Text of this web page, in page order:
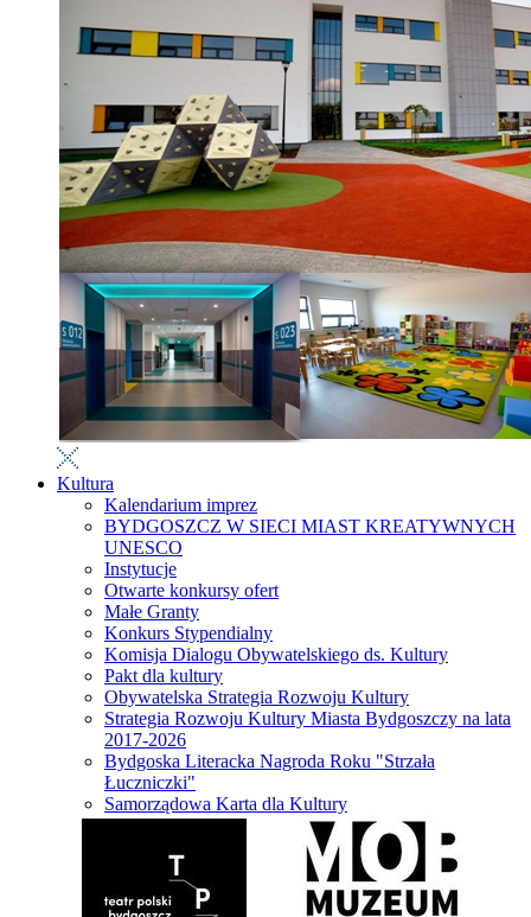
Kultura
Kalendarium imprez
BYDGOSZCZ W SIECI MIAST KREATYWNYCH
UNESCO
Instytucje
Otwarte konkursy ofert
Małe Granty
Konkurs Stypendialny
Komisja Dialogu Obywatelskiego ds. Kultury
Pakt dla kultury
Obywatelska Strategia Rozwoju Kultury
Strategia Rozwoju Kultury Miasta Bydgoszczy na lata
2017-2026
Bydgoska Literacka Nagroda Roku "Strzała
Łuczniczki"
Samorządowa Karta dla Kultury